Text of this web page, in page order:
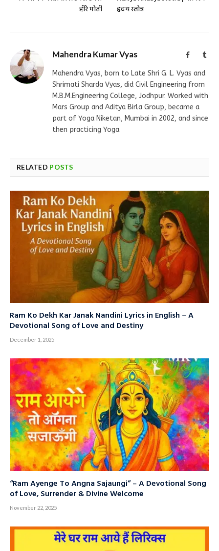
हीरे मोती
हृदय स्तोत्र
Mahendra Kumar Vyas Facebook
Mahendra Vyas, born to Late Shri G. L. Vyas and
Shrimati Sharda Vyas, did Civil Engineering from
M.B.M.Engineering College, Jodhpur. Worked with
Mars Group and Aditya Birla Group, became a
part of Yoga Niketan, Mumbai in 2002, and since
then practicing Yoga.
RELATED POSTS
Ram Ko Dekh Kar Janak Nandini Lyrics in English – A
Devotional Song of Love and Destiny
December 1, 2025
“Ram Ayenge To Angna Sajaungi” – A Devotional Song
of Love, Surrender & Divine Welcome
November 22, 2025